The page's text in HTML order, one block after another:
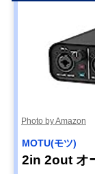
Photo by Amazon
MOTU(モツ)
2in 2out オ